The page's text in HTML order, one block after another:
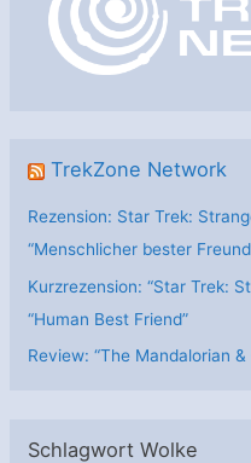
TrekZone Network
Rezension: Star Trek:
“Menschlicher bester
Kurzrezension: “Star Trek:
“Human Best Friend”
Review: “The Mandalorian &
Schlagwort Wolke